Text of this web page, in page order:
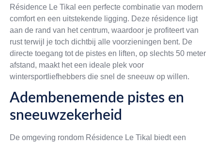
Résidence Le Tikal een perfecte combinatie van modern
comfort en een uitstekende ligging. Deze résidence ligt
aan de rand van het centrum, waardoor je profiteert van
rust terwijl je toch dichtbij alle voorzieningen bent. De
directe toegang tot de pistes en liften, op slechts 50 meter
afstand, maakt het een ideale plek voor
wintersportliefhebbers die snel de sneeuw op willen.
Adembenemende pistes en
sneeuwzekerheid
De omgeving rondom Résidence Le Tikal biedt een